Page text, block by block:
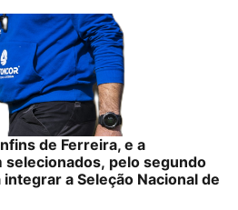
de Ferreira, e a
selecionados, pelo segundo
a Seleção Nacional de